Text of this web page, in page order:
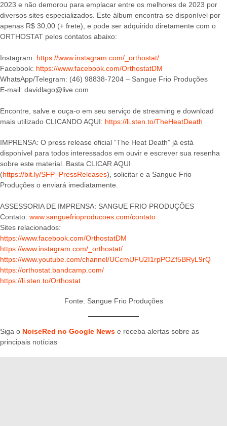
2023 e não demorou para emplacar entre os melhores de 2023 por
diversos sites especializados. Este álbum encontra-se disponível por
apenas R$ 30,00 (+ frete), e pode ser adquirido diretamente com o
ORTHOSTAT pelos contatos abaixo:
Instagram: https://www.instagram.com/_orthostat/
Facebook: https://www.facebook.com/OrthostatDM
WhatsApp/Telegram: (46) 98838-7204 – Sangue Frio Produções
E-mail: davidlago@live.com
Encontre, salve e ouça-o em seu serviço de streaming e download
mais utilizado CLICANDO AQUI: https://li.sten.to/TheHeatDeath
IMPRENSA: O press release oficial “The Heat Death” já está
disponível para todos interessados em ouvir e escrever sua resenha
sobre este material. Basta CLICAR AQUI
(https://bit.ly/SFP_PressReleases), solicitar e a Sangue Frio
Produções o enviará imediatamente.
ASSESSORIA DE IMPRENSA: SANGUE FRIO PRODUÇÕES
Contato: www.sanguefrioproducoes.com/contato
Sites relacionados:
https://www.facebook.com/OrthostatDM
https://www.instagram.com/_orthostat/
https://www.youtube.com/channel/UCcmUFU2I1rpPOZf5BRyL9rQ
https://orthostat.bandcamp.com/
https://li.sten.to/Orthostat
Fonte: Sangue Frio Produções
Siga o NoiseRed no Google News e receba alertas sobre as
principais notícias